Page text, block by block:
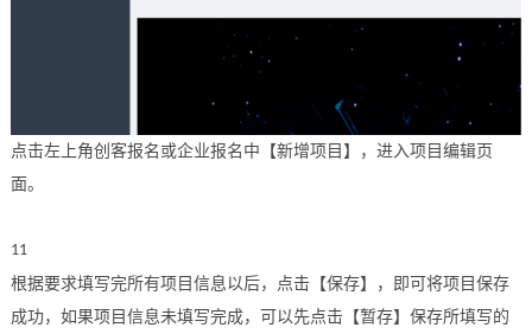
点击左上角创客报名或企业报名中【新增项目】，进入项目编辑页
面。
11
根据要求填写完所有项目信息以后，点击【保存】，即可将项目保存
成功，如果项目信息未填写完成，可以先点击【暂存】保存所填写的